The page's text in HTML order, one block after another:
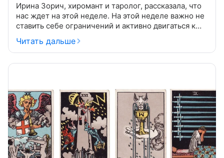
Ирина Зорич, хиромант и таролог, рассказала, что
нас ждет на этой неделе. На этой неделе важно не
ставить себе ограничений и активно двигаться к
Будьте внимательны
Читать дальше